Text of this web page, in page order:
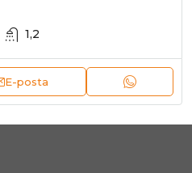
1,2
E-posta